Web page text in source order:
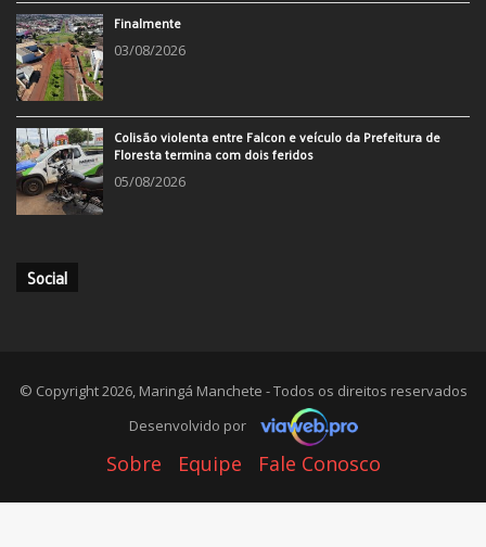
Finalmente
03/08/2026
Colisão violenta entre Falcon e veículo da Prefeitura de
Floresta termina com dois feridos
05/08/2026
Social
© Copyright 2026, Maringá Manchete - Todos os direitos reservados
Desenvolvido por
Sobre Equipe Fale Conosco